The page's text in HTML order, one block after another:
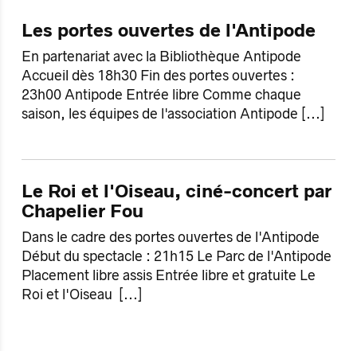
Les portes ouvertes de l'Antipode
En partenariat avec la Bibliothèque Antipode
Accueil dès 18h30 Fin des portes ouvertes :
23h00 Antipode Entrée libre Comme chaque
saison, les équipes de l'association Antipode
[...]
Le Roi et l'Oiseau, ciné-concert par
Chapelier Fou
Dans le cadre des portes ouvertes de l'Antipode
Début du spectacle : 21h15 Le Parc de l'Antipode
Placement libre assis Entrée libre et gratuite Le
Roi et l'Oiseau
[...]